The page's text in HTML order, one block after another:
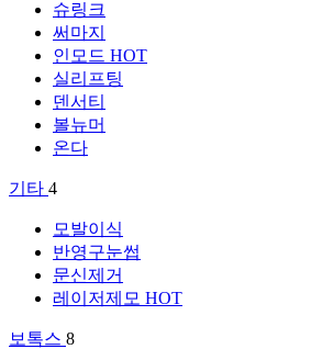
슈링크
써마지
인모드 HOT
실리프팅
덴서티
볼뉴머
온다
기타 4
모발이식
반영구눈썹
문신제거
레이저제모 HOT
보톡스 8